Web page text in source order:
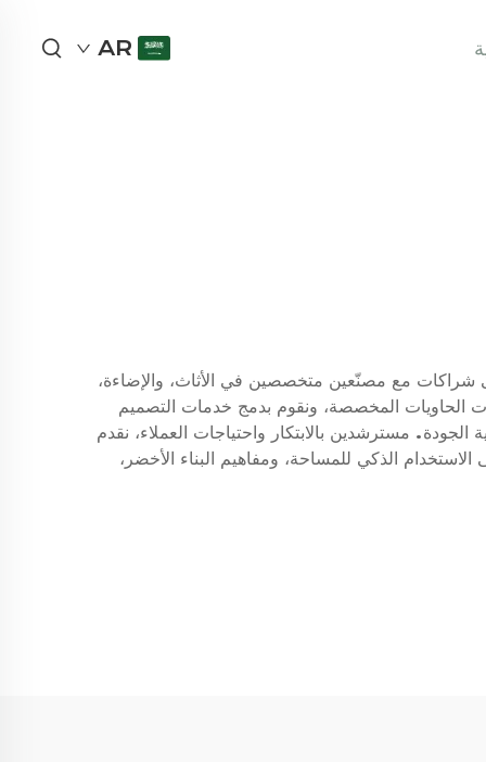
AR
نحافظ على شراكات مع مصنّعين متخصصين في الأثاث، والإضاءة،
الحاويات المخصصة، ونقوم بدمج خدمات التصميم
مسترشدين بالابتكار واحتياجات العملاء، نقدم
الذكي للمساحة، ومفاهيم البناء الأخضر،